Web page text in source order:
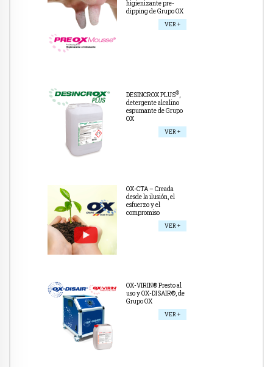
higienizante pre-
dipping de Grupo OX
VER +
DESINCROX PLUS®,
detergente alcalino
espumante de Grupo
OX
VER +
OX-CTA – Creada
desde la ilusión, el
esfuerzo y el
compromiso
VER +
OX-VIRIN® Presto al
uso y OX-DISAIR®, de
Grupo OX
VER +